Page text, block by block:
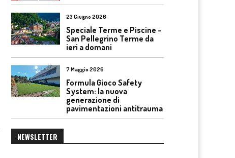
23 Giugno 2026
Speciale Terme e Piscine –
San Pellegrino Terme da
ieri a domani
7 Maggio 2026
Formula Gioco Safety
System: la nuova
generazione di
pavimentazioni antitrauma
NEWSLETTER